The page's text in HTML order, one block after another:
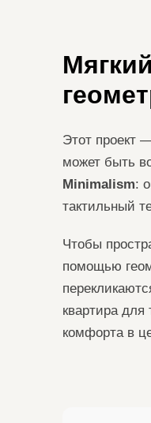
Этот проект
может быть
Minimalism:
тактильный
Чтобы
помощью
квартира для
комфорта в